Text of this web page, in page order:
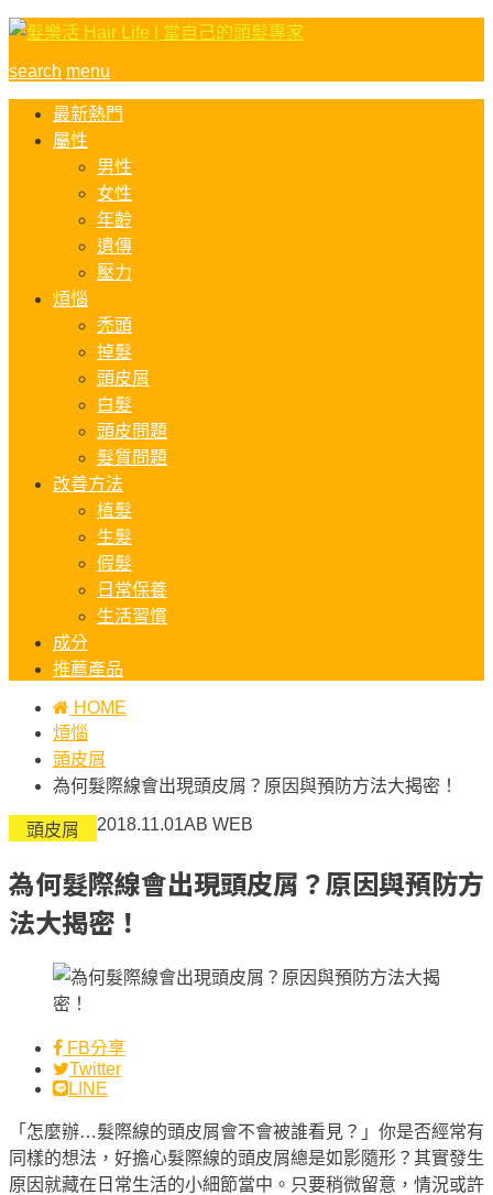
search menu
最新熱門
屬性
男性
女性
年齡
遺傳
壓力
煩惱
禿頭
掉髮
頭皮屑
白髮
頭皮問題
髮質問題
改善方法
植髮
生髮
假髮
日常保養
生活習慣
成分
推薦產品
HOME
煩惱
頭皮屑
為何髮際線會出現頭皮屑？原因與預防方法大揭密！
頭皮屑 2018.11.01AB WEB
為何髮際線會出現頭皮屑？原因與預防方
法大揭密！
FB分享
Twitter
LINE
「怎麼辦…髮際線的頭皮屑會不會被誰看見？」你是否經常有
同樣的想法，好擔心髮際線的頭皮屑總是如影隨形？其實發生
原因就藏在日常生活的小細節當中。只要稍微留意，情況或許